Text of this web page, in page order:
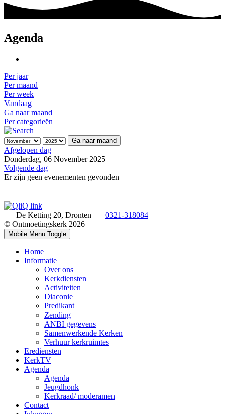
Agenda
Per jaar
Per maand
Per week
Vandaag
Ga naar maand
Per categorieën
Ga naar maand
Afgelopen dag
Donderdag, 06 November 2025
Volgende dag
Er zijn geen evenementen gevonden
De Ketting 20, Dronten
0321-318084
© Ontmoetingskerk 2026
Mobile Menu Toggle
Home
Informatie
Over ons
Kerkdiensten
Activiteiten
Diaconie
Predikant
Zending
ANBI gegevens
Samenwerkende Kerken
Verhuur kerkruimtes
Erediensten
KerkTV
Agenda
Agenda
Jeugdhonk
Kerkraad/ moderamen
Contact